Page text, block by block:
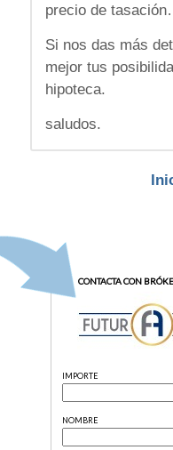
precio de
Si nos das más
mejor tus
hipoteca.
saludos.